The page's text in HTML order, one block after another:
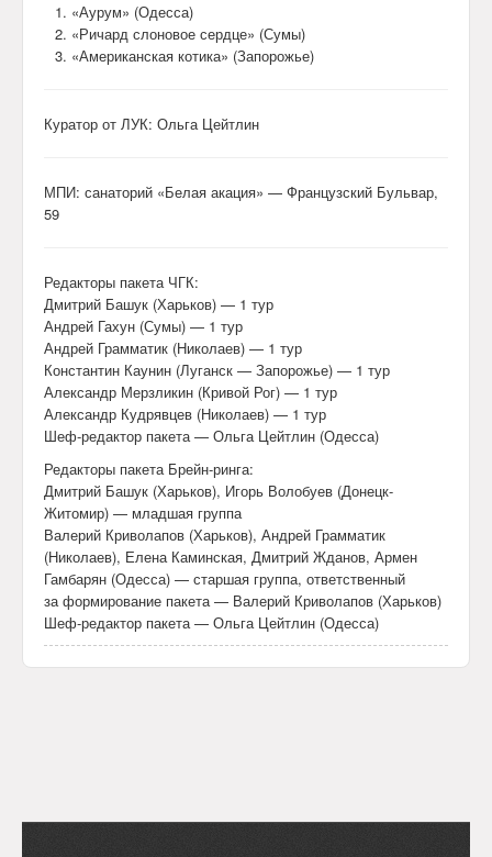
«Аурум» (Одесса)
«Ричард слоновое сердце» (Сумы)
«Американская котика» (Запорожье)
Куратор от ЛУК: Ольга Цейтлин
МПИ: санаторий «Белая акация» — Французский Бульвар,
59
Редакторы пакета ЧГК:
Дмитрий Башук (Харьков) — 1 тур
Андрей Гахун (Сумы) — 1 тур
Андрей Грамматик (Николаев) — 1 тур
Константин Каунин (Луганск — Запорожье) — 1 тур
Александр Мерзликин (Кривой Рог) — 1 тур
Александр Кудрявцев (Николаев) — 1 тур
Шеф-редактор пакета — Ольга Цейтлин (Одесса)
Редакторы пакета Брейн-ринга:
Дмитрий Башук (Харьков), Игорь Волобуев (Донецк-
Житомир) — младшая группа
Валерий Криволапов (Харьков), Андрей Грамматик
(Николаев), Елена Каминская, Дмитрий Жданов, Армен
Гамбарян (Одесса) — старшая группа, ответственный
за формирование пакета — Валерий Криволапов (Харьков)
Шеф-редактор пакета — Ольга Цейтлин (Одесса)